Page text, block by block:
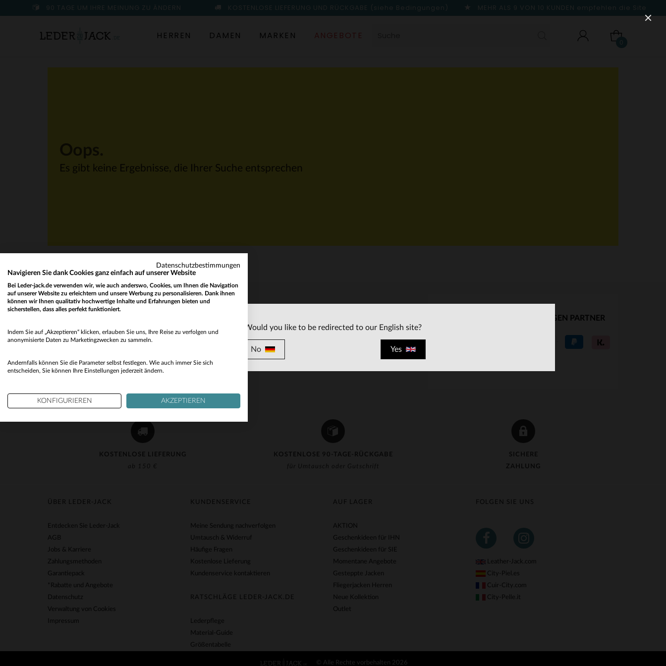
90 TAGE UM IHRE MEINUNG ZU ÄNDERN KOSTENLOSE LIEFERUNG UND RÜCKGABE (siehe Bedingungen) MEHR ALS 9 VON 10 KUNDEN empfehlen die Site
HERREN DAMEN MARKEN ANGEBOTE
0
Es gibt keine Ergebnisse, die Ihrer Suche entsprechen
KOSTENLOSE LIEFERUNG
ab 150 €
KOSTENLOSE 90-TAGE-RÜCKGABE
für Umtausch oder Gutschrift
SICHERE
ZAHLUNG
Erhalten Sie per E-Mail unsere Aktionen und guten
OK
per E-Mail
contact@leder-jack.de
UNSERE VERTRAUENSWÜRDIGEN PARTNER
FOLGEN SIE UNS
Leather-Jack.com
City-Piel.es
Cuir-City.com
City-Pelle.it
KUNDENSERVICE
Meine Sendung nachverfolgen
Umtausch & Widerruf
Häufige Fragen
Kostenlose Lieferung
Kundenservice kontaktieren
RATSCHLÄGE LEDER-JACK.DE
Lederpflege
Material-Guide
Größentabelle
AUF LAGER
AKTION
Geschenkideen für IHN
Geschenkideen für SIE
Momentane Angebote
Gesteppte Jacken
Fliegerjacken Herren
Neue Kollektion
Outlet
ÜBER LEDER-JACK
Entdecken Sie Leder-Jack
AGB
Jobs & Karriere
Zahlungsmethoden
Garantiepack
*Rabatte und Angebote
Datenschutz
Verwaltung von Cookies
Impressum
© Alle Rechte vorbehalten 2026
Would you like to be redirected to our English site?
No Yes
Datenschutzbestimmungen
Navigieren Sie dank Cookies ganz einfach auf unserer Website
Bei Leder-jack.de verwenden wir, wie auch anderswo, Cookies, um Ihnen die Navigation
auf unserer Website zu erleichtern und unsere Werbung zu personalisieren. Dank ihnen
können wir Ihnen qualitativ hochwertige Inhalte und Erfahrungen bieten und
sicherstellen, dass alles perfekt funktioniert.
Indem Sie auf „Akzeptieren“ klicken, erlauben Sie uns, Ihre Reise zu verfolgen und
anonymisierte Daten zu Marketingzwecken zu sammeln.
Andernfalls können Sie die Parameter selbst festlegen. Wie auch immer Sie sich
entscheiden, Sie können Ihre Einstellungen jederzeit ändern.
KONFIGURIEREN AKZEPTIEREN